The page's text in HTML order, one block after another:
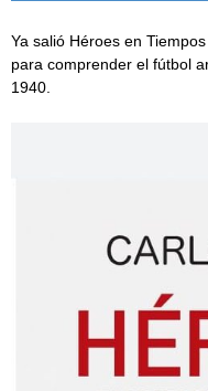
Ya salió Héroes en
para comprender el fútbol
1940.